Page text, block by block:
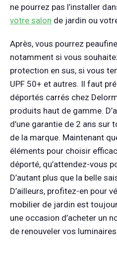
ne pourrez pas l’installer
votre salon de jardin ou
Après, vous pourrez
notamment si vous
protection en sus, si vous
UPF 50+ et autres. Il faut
déportés carrés chez
produits haut de gamme.
d’une garantie de 2 ans sur
de la marque. Maintenant
éléments pour choisir
déporté, qu’attendez-vous
D’autant plus que la belle
D’ailleurs, profitez-en pour
mobilier de jardin est
une occasion d’acheter un
de renouveler vos luminaires